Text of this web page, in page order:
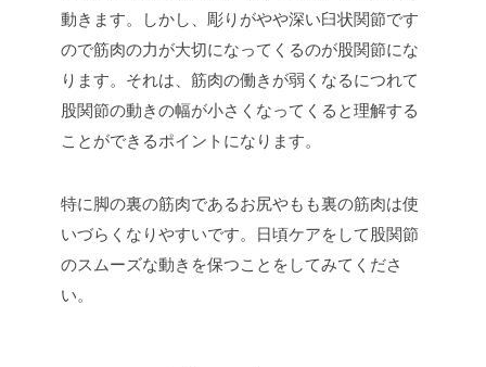
動きます。しかし、彫りがやや深い臼状関節です
ので筋肉の力が大切になってくるのが股関節にな
ります。それは、筋肉の働きが弱くなるにつれて
股関節の動きの幅が小さくなってくると理解する
ことができるポイントになります。
特に脚の裏の筋肉であるお尻やもも裏の筋肉は使
いづらくなりやすいです。日頃ケアをして股関節
のスムーズな動きを保つことをしてみてくださ
い。